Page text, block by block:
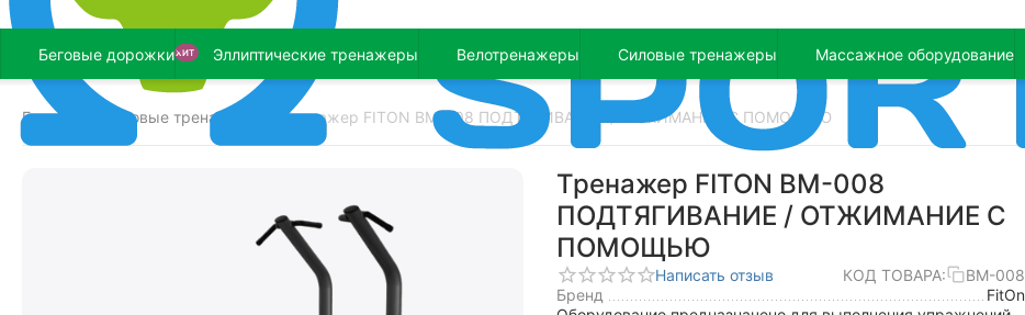
Беговые дорожкиХИТ Эллиптические тренажеры Велотренажеры Силовые тренажеры Массажное оборудование
Главная Силовые тренажеры Тренажер FITON BM-008 ПОДТЯГИВАНИЕ / ОТЖИМАНИЕ С ПОМОЩЬЮ
Тренажер FITON BM-008
ПОДТЯГИВАНИЕ / ОТЖИМАНИЕ С
ПОМОЩЬЮ
Написать отзыв КОД ТОВАРА:
BM-008
Бренд
FitOn